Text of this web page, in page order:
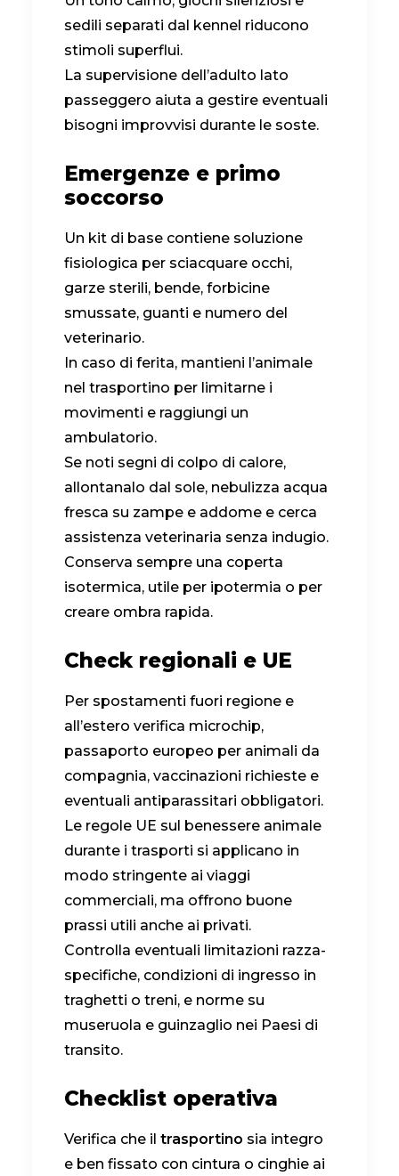
sedili separati dal kennel riducono
stimoli superflui.
La supervisione dell’adulto lato
passeggero aiuta a gestire eventuali
bisogni improvvisi durante le soste.
Emergenze e primo
soccorso
Un kit di base contiene soluzione
fisiologica per sciacquare occhi,
garze sterili, bende, forbicine
smussate, guanti e numero del
veterinario.
In caso di ferita, mantieni l’animale
nel trasportino per limitarne i
movimenti e raggiungi un
ambulatorio.
Se noti segni di colpo di calore,
allontanalo dal sole, nebulizza acqua
fresca su zampe e addome e cerca
assistenza veterinaria senza indugio.
Conserva sempre una coperta
isotermica, utile per ipotermia o per
creare ombra rapida.
Check regionali e UE
Per spostamenti fuori regione e
all’estero verifica microchip,
passaporto europeo per animali da
compagnia, vaccinazioni richieste e
eventuali antiparassitari obbligatori.
Le regole UE sul benessere animale
durante i trasporti si applicano in
modo stringente ai viaggi
commerciali, ma offrono buone
prassi utili anche ai privati.
Controlla eventuali limitazioni razza-
specifiche, condizioni di ingresso in
traghetti o treni, e norme su
museruola e guinzaglio nei Paesi di
transito.
Checklist operativa
Verifica che il trasportino sia integro
e ben fissato con cintura o cinghie ai